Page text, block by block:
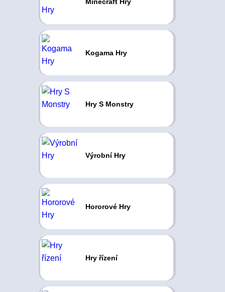
Kogama Hry
Hry S Monstry
Výrobní Hry
Hororové Hry
Hry řízení